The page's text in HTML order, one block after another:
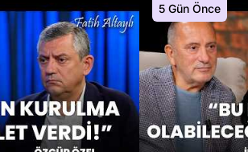
5 Gün Önce